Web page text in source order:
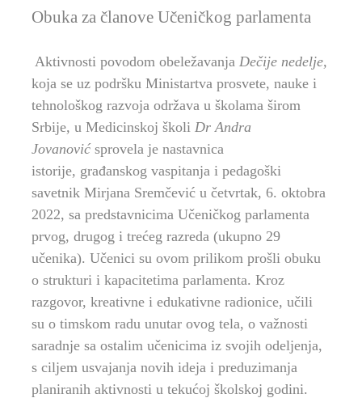
Obuka za članove Učeničkog parlamenta
Aktivnosti povodom obeležavanja Dečije nedelje,
koja se uz podršku Ministartva prosvete, nauke i
tehnološkog razvoja održava u školama širom
Srbije, u Medicinskoj školi Dr Andra
Jovanović sprovela je nastavnica
istorije, građanskog vaspitanja i pedagoški
savetnik Mirjana Sremčević u četvrtak, 6. oktobra
2022, sa predstavnicima Učeničkog parlamenta
prvog, drugog i trećeg razreda (ukupno 29
učenika). Učenici su ovom prilikom prošli obuku
o strukturi i kapacitetima parlamenta. Kroz
razgovor, kreativne i edukativne radionice, učili
su o timskom radu unutar ovog tela, o važnosti
saradnje sa ostalim učenicima iz svojih odeljenja,
s ciljem usvajanja novih ideja i preduzimanja
planiranih aktivnosti u tekućoj školskoj godini.